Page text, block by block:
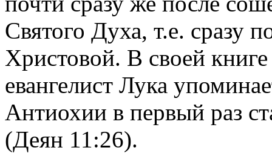
Святого Духа, т.е. сразу
Христовой. В своей
евангелист Лука
Антиохии в первый раз
(Деян 11:26).